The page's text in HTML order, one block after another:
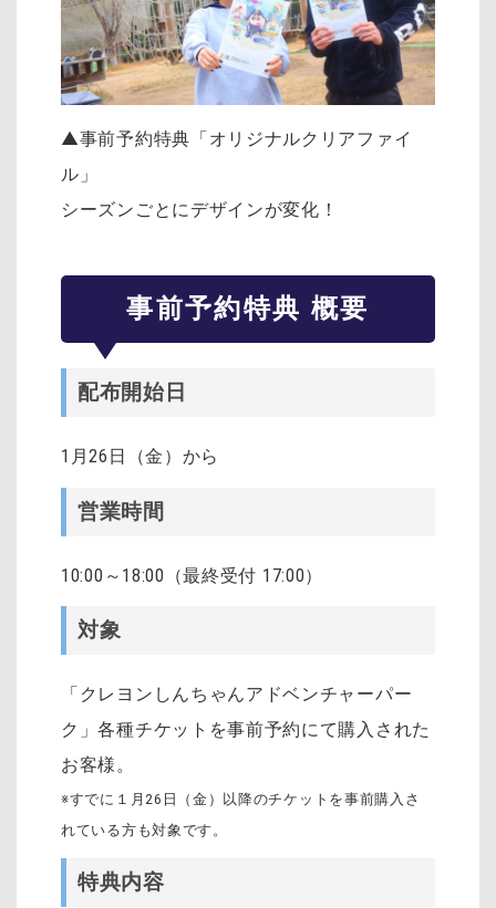
▲事前予約特典「オリジナルクリアファイ
ル」
シーズンごとにデザインが変化！
事前予約特典 概要
配布開始日
1月26日（金）から
営業時間
10:00～18:00（最終受付 17:00）
対象
「クレヨンしんちゃんアドベンチャーパー
ク」各種チケットを事前予約にて購入された
お客様。
※すでに１月26日（金）以降のチケットを事前購入さ
れている方も対象です。
特典内容